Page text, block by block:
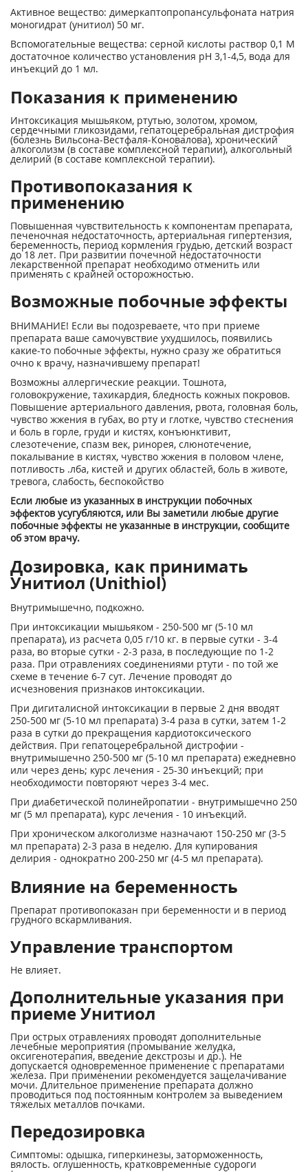
Активное вещество: димеркаптопропансульфоната натрия
моногидрат (унитиол) 50 мг.
Вспомогательные вещества: серной кислоты раствор 0,1 М
достаточное количество установления рН 3,1-4,5, вода для
инъекций до 1 мл.
Показания к применению
Интоксикация мышьяком, ртутью, золотом, хромом,
сердечными гликозидами, гепатоцеребральная дистрофия
(болезнь Вильсона-Вестфаля-Коновалова), хронический
алкоголизм (в составе комплексной терапии), алкогольный
делирий (в составе комплексной терапии).
Противопоказания к
применению
Повышенная чувствительность к компонентам препарата,
печеночная недостаточность, артериальная гипертензия,
беременность, период кормления грудью, детский возраст
до 18 лет. При развитии почечной недостаточности
лекарственной препарат необходимо отменить или
применять с крайней осторожностью.
Возможные побочные эффекты
ВНИМАНИЕ! Если вы подозреваете, что при приеме
препарата ваше самочувствие ухудшилось, появились
какие-то побочные эффекты, нужно сразу же обратиться
очно к врачу, назначившему препарат!
Возможны аллергические реакции. Тошнота,
головокружение, тахикардия, бледность кожных покровов.
Повышение артериального давления, рвота, головная боль,
чувство жжения в губах, во рту и глотке, чувство стеснения
и боль в горле, груди и кистях, конъюнктивит,
слезотечение, спазм век, ринорея, слюнотечение,
покалывание в кистях, чувство жжения в половом члене,
потливость .лба, кистей и других областей, боль в животе,
тревога, слабость, беспокойство
Если любые из указанных в инструкции побочных
эффектов усугубляются, или Вы заметили любые другие
побочные эффекты не указанные в инструкции, сообщите
об этом врачу.
Дозировка, как принимать
Унитиол (Unithiol)
Внутримышечно, подкожно.
При интоксикации мышьяком - 250-500 мг (5-10 мл
препарата), из расчета 0,05 г/10 кг. в первые сутки - 3-4
раза, во вторые сутки - 2-3 раза, в последующие по 1-2
раза. При отравлениях соединениями ртути - по той же
схеме в течение 6-7 сут. Лечение проводят до
исчезновения признаков интоксикации.
При дигиталисной интоксикации в первые 2 дня вводят
250-500 мг (5-10 мл препарата) 3-4 раза в сутки, затем 1-2
раза в сутки до прекращения кардиотоксического
действия. При гепатоцеребральной дистрофии -
внутримышечно 250-500 мг (5-10 мл препарата) ежедневно
или через день; курс лечения - 25-30 инъекций; при
необходимости повторяют через 3-4 мес.
При диабетической полинейропатии - внутримышечно 250
мг (5 мл препарата), курс лечения - 10 инъекций.
При хроническом алкоголизме назначают 150-250 мг (3-5
мл препарата) 2-3 раза в неделю. Для купирования
делирия - однократно 200-250 мг (4-5 мл препарата).
Влияние на беременность
Препарат противопоказан при беременности и в период
грудного вскармливания.
Управление транспортом
Не влияет.
Дополнительные указания при
приеме Унитиол
При острых отравлениях проводят дополнительные
лечебные мероприятия (промывание желудка,
оксигенотерапия, введение декстрозы и др.). Не
допускается одновременное применение с препаратами
железа. При применении рекомендуется защелачивание
мочи. Длительное применение препарата должно
проводиться под постоянным контролем за выведением
тяжелых металлов почками.
Передозировка
Симптомы: одышка, гиперкинезы, заторможенность,
вялость. оглушенность, кратковременные судороги